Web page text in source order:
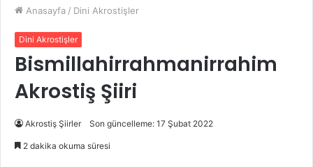
Anasayfa / Dini Akrostişler
Dini Akrostişler
Bismillahirrahmanirrahim
Akrostiş Şiiri
Akrostiş Şiirler Son güncelleme: 17 Şubat 2022
2 dakika okuma süresi